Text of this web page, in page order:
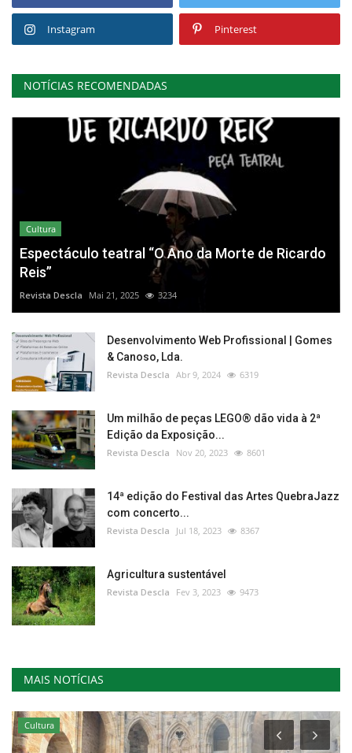
Instagram Pinterest
NOTÍCIAS RECOMENDADAS
Cultura
Espectáculo teatral “O Ano da Morte de Ricardo
Reis”
Revista Descla Mai 21, 2025 3234
Desenvolvimento Web Profissional | Gomes
& Canoso, Lda.
Revista Descla Abr 9, 2024 6319
Um milhão de peças LEGO® dão vida à 2ª
Edição da Exposição...
Revista Descla Nov 20, 2023 8601
14ª edição do Festival das Artes QuebraJazz
com concerto...
Revista Descla Jul 18, 2023 8367
Agricultura sustentável
Revista Descla Fev 3, 2023 9473
MAIS NOTÍCIAS
Cultura